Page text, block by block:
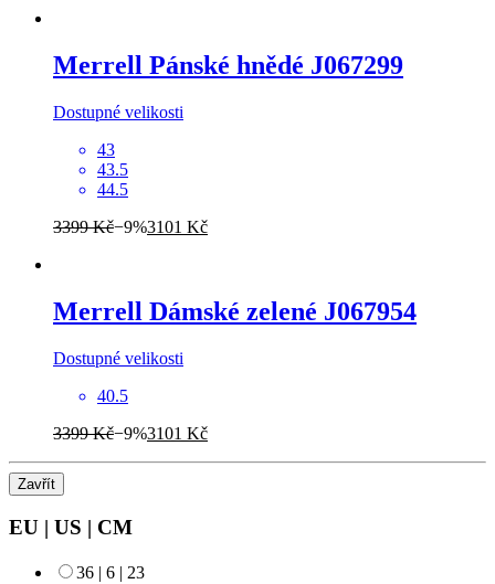
Merrell Pánské hnědé J067299
Dostupné velikosti
43
43.5
44.5
3399 Kč−9%3101 Kč
Merrell Dámské zelené J067954
Dostupné velikosti
40.5
3399 Kč−9%3101 Kč
Zavřít
EU | US | CM
36 | 6 | 23